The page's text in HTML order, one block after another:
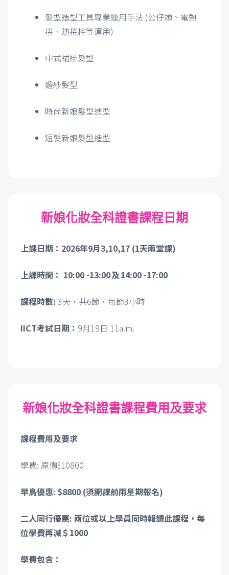
髮型造型工具專業運用手法 (公仔頭、電熱
捲、熱捲棒等運用)
中式裙褂髮型
婚紗髮型
時尚新娘髮型造型
短髮新娘髮型造型
新娘化妝全科證書課程日期
上課日期： 2026年9月3,10,17 (1天兩堂課)
上課時間： 10:00 -13:00及14:00 -17:00
課程時數: 3天，共6節，每節3小時
IICT考試日期： 9月19日 11a.m.
新娘化妝全科證書課程費用及要求
課程費用及要求
學費: 原價$10800
早鳥優惠: $8800 (須開課前兩星期報名)
二人同行優惠: 兩位或以上學員同時報讀此課程，每
位學費再減＄1000
學費包含：